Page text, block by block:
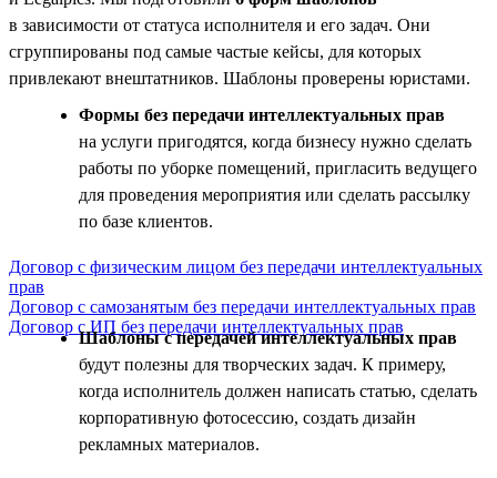
в зависимости от статуса исполнителя и его задач. Они
сгруппированы под самые частые кейсы, для которых
привлекают внештатников. Шаблоны проверены юристами.
Формы без передачи интеллектуальных прав
на услуги пригодятся, когда бизнесу нужно сделать
работы по уборке помещений, пригласить ведущего
для проведения мероприятия или сделать рассылку
по базе клиентов.
Договор с физическим лицом без передачи интеллектуальных
прав
Договор с самозанятым без передачи интеллектуальных прав
Договор с ИП без передачи интеллектуальных прав
Шаблоны с передачей интеллектуальных прав
будут полезны для творческих задач. К примеру,
когда исполнитель должен написать статью, сделать
корпоративную фотосессию, создать дизайн
рекламных материалов.